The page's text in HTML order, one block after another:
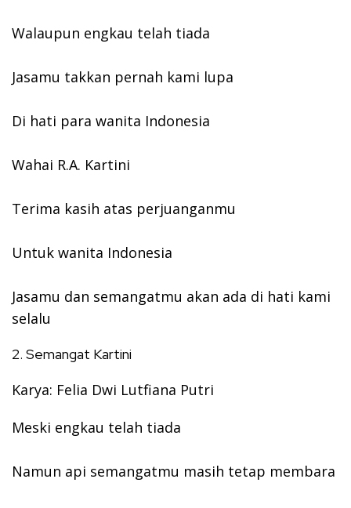
Walaupun engkau telah tiada
Jasamu takkan pernah kami lupa
Di hati para wanita Indonesia
Wahai R.A. Kartini
Terima kasih atas perjuanganmu
Untuk wanita Indonesia
Jasamu dan semangatmu akan ada di hati kami
selalu
2. Semangat Kartini
Karya: Felia Dwi Lutfiana Putri
Meski engkau telah tiada
Namun api semangatmu masih tetap membara